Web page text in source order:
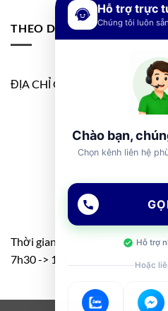
THEO DÕI FANPAGE
ĐỊA CHỈ GOOGLE MAP
Thời gian: T2 – T7
7h30 -> 11h30 – 13h00 -> 17h00
Hỗ trợ trực
Chúng tôi luôn
Chào bạn,
Chọn kênh liên hệ
Hỗ trợ
Hoặc